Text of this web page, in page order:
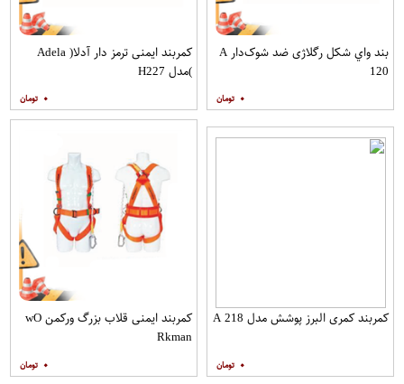
بند واي شكل رگلاژی ضد شوک‌دار A
120
۰
کمربند ایمنی ترمز دار آدلا( Adela
)مدل H227
۰
کمربند کمری البرز پوشش مدل A 218
۰
کمربند ایمنی قلاب بزرگ ورکمن wO​
Rkman
۰